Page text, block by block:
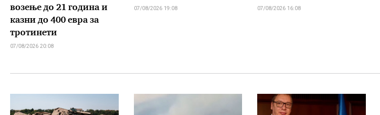
возење до 21 година и
казни до 400 евра за
тротинети
07/08/2026 20:08
07/08/2026 19:08 07/08/2026 16:08